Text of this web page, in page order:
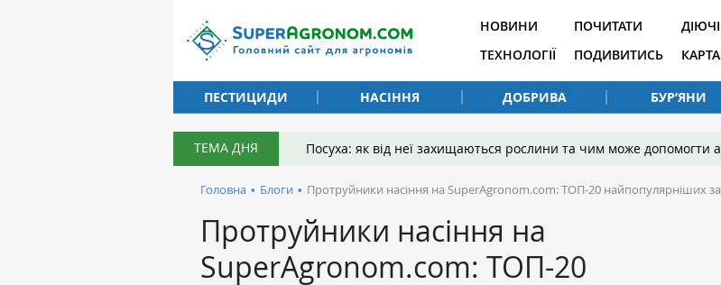
НОВИНИ
ТЕХНОЛОГІЇ
ПОЧИТАТИ
ПОДИВИТИСЬ
ПЕСТИЦИДИ
НАСІННЯ ДОБРИВА БУР’ЯНИ
ТЕМА ДНЯ Посуха: як від неї захищаються рослини та чим може допомогти
Головна • Блоги • Протруйники насіння на SuperAgronom.com: ТОП-20 найпопулярніших за
Протруйники насіння на
SuperAgronom.com: ТОП-20